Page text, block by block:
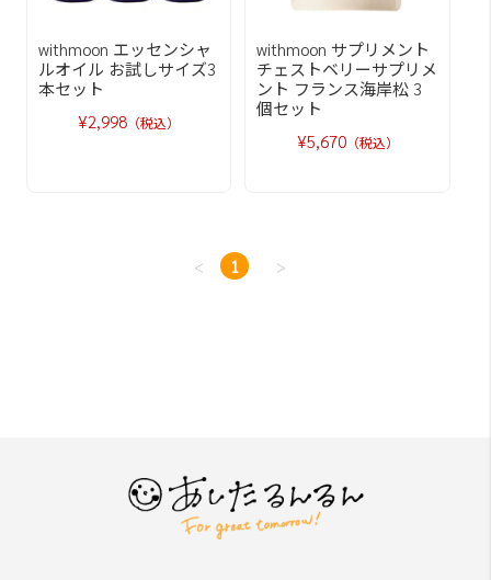
withmoon エッセンシャ
ルオイル お試しサイズ3
本セット
¥2,998 （税込）
withmoon サプリメント
チェストベリーサプリメ
ント フランス海岸松 3
個セット
¥5,670（税込）
< 1 >